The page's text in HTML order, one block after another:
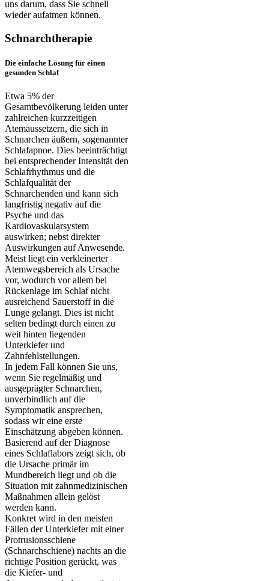
uns darum, dass Sie schnell
wieder aufatmen können.
Schnarchtherapie
Die einfache Lösung für einen
gesunden Schlaf
Etwa 5% der
Gesamtbevölkerung leiden unter
zahlreichen kurzzeitigen
Atemaussetzern, die sich in
Schnarchen äußern, sogenannter
Schlafapnoe. Dies beeinträchtigt
bei entsprechender Intensität den
Schlafrhythmus und die
Schlafqualität der
Schnarchenden und kann sich
langfristig negativ auf die
Psyche und das
Kardiovaskularsystem
auswirken; nebst direkter
Auswirkungen auf Anwesende.
Meist liegt ein verkleinerter
Atemwegsbereich als Ursache
vor, wodurch vor allem bei
Rückenlage im Schlaf nicht
ausreichend Sauerstoff in die
Lunge gelangt. Dies ist nicht
selten bedingt durch einen zu
weit hinten liegenden
Unterkiefer und
Zahnfehlstellungen.
In jedem Fall können Sie uns,
wenn Sie regelmäßig und
ausgeprägter Schnarchen,
unverbindlich auf die
Symptomatik ansprechen,
sodass wir eine erste
Einschätzung abgeben können.
Basierend auf der Diagnose
eines Schlaflabors zeigt sich, ob
die Ursache primär im
Mundbereich liegt und ob die
Situation mit zahnmedizinischen
Maßnahmen allein gelöst
werden kann.
Konkret wird in den meisten
Fällen der Unterkiefer mit einer
Protrusionsschiene
(Schnarchschiene) nachts an die
richtige Position gerückt, was
die Kiefer- und